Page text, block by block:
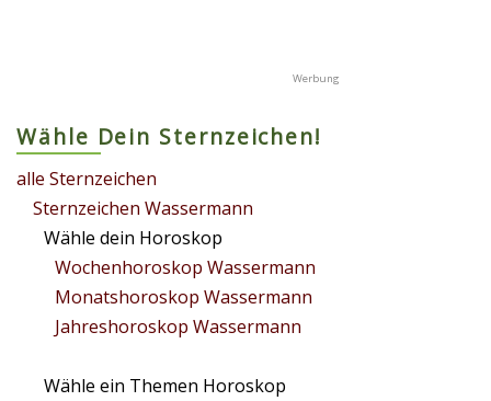
Wähle Dein Sternzeichen!
alle Sternzeichen
Sternzeichen Wassermann
Wähle dein Horoskop
Wochenhoroskop Wassermann
Monatshoroskop Wassermann
Jahreshoroskop Wassermann
Wähle ein Themen Horoskop